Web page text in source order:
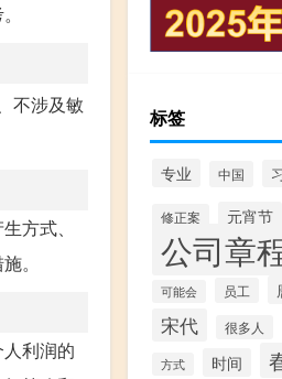
不涉及敏
方式、
。
利润的
标签
专业 中国
修正案 元宵节
公司章
可能会 员工
宋代 很多人
方式 时间